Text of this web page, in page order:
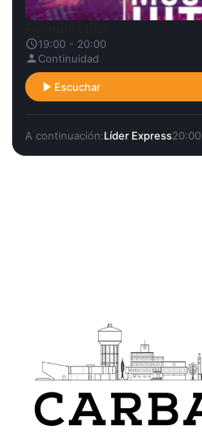
19:00 - 20:00
Continuidad
Escuchar
A continuación:Líder Express20:00